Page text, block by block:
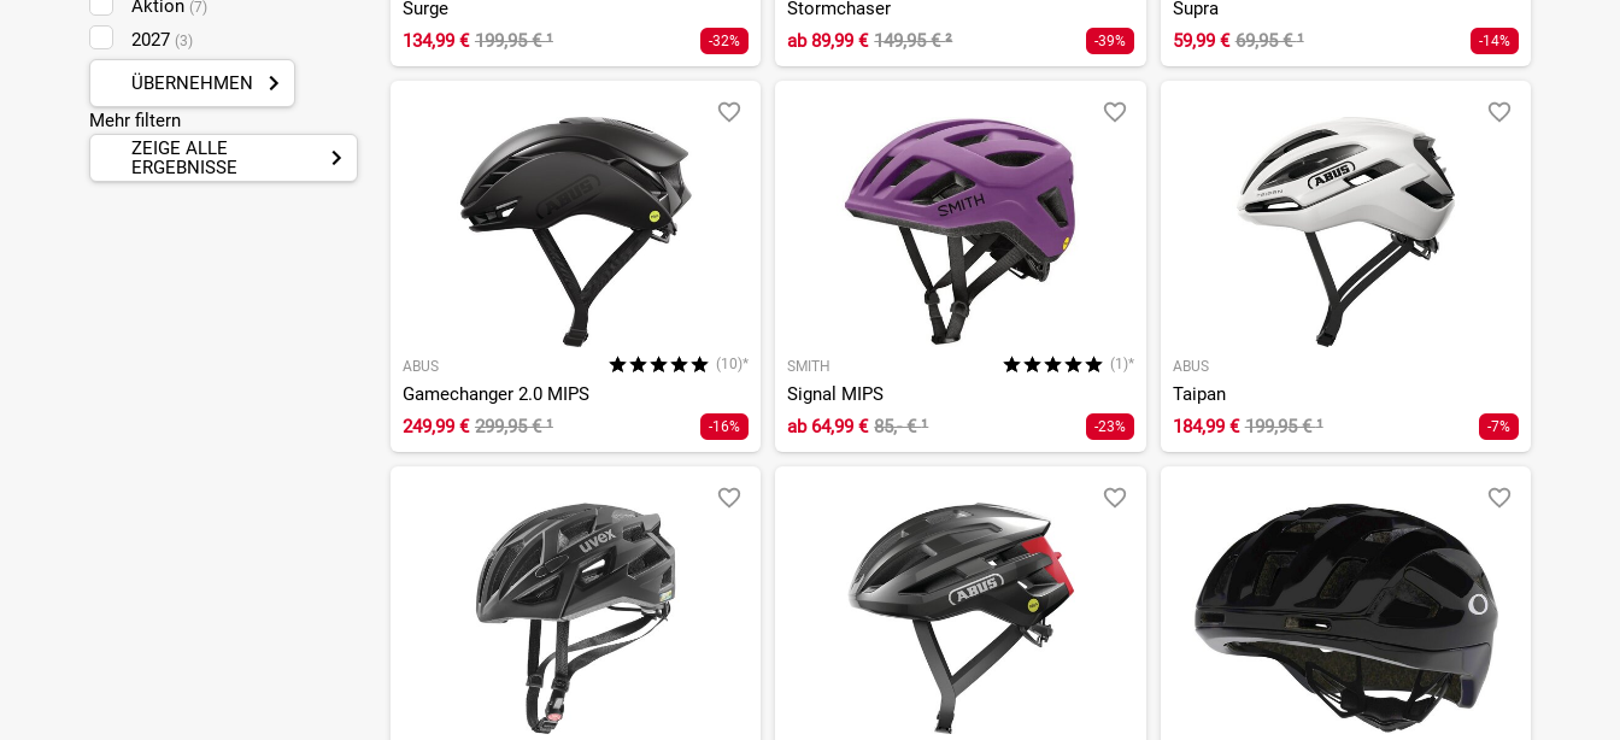
Aktion (7)
2027 (3)
ÜBERNEHMEN
Mehr filtern
ZEIGE ALLE
ERGEBNISSE
Surge
134,99 € 199,95 €¹ -32%
Stormchaser
ab89,99 € 149,95 €² -39%
Supra
59,99 € 69,95 €¹ -14%
ABUS (10)*
Gamechanger 2.0 MIPS
249,99 € 299,95 €¹ -16%
SMITH (1)*
Signal MIPS
ab64,99 € 85,- €¹ -23%
ABUS
Taipan
184,99 € 199,95 €¹ -7%